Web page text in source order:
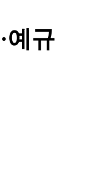
예규